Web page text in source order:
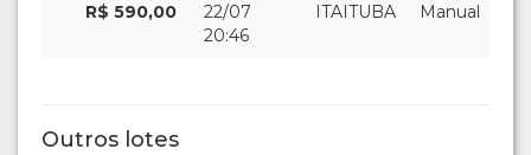
R$ 590,00
22/07
20:46
ITAITUBA Manual
Outros lotes